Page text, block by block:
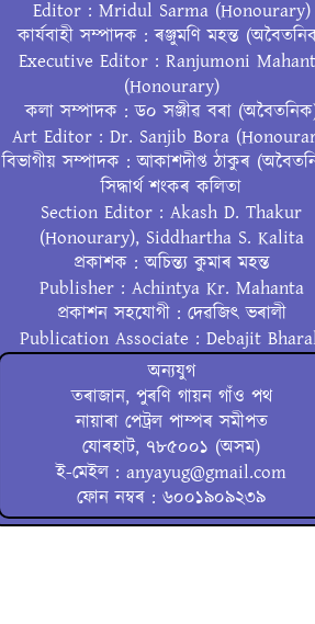
Editor : Mridul Sarma (Honourary)
কাৰ্যবাহী সম্পাদক : ৰঞ্জুমণি মহন্ত
Executive Editor : Ranjumoni
(Honourary)
কলা সম্পাদক : ড০ সঞ্জীৱ বৰা
Art Editor : Dr. Sanjib Bora
বিভাগীয় সম্পাদক : আকাশদীপ্ত ঠাকুৰ
সিদ্ধাৰ্থ শংকৰ কলিতা
Section Editor : Akash D. Thakur
(Honourary), Siddhartha S. Kalita
প্ৰকাশক : অচিন্ত্য কুমাৰ মহন্ত
Publisher : Achintya Kr. Mahanta
প্ৰকাশন সহযোগী : দেৱজিৎ ভৰালী
Publication Associate : Debajit
অন্যযুগ
তৰাজান, পুৰণি গায়ন গাঁও পথ
নায়াৰা পেট্ৰল পাম্পৰ সমীপত
যোৰহাট, ৭৮৫০০১ (অসম)
ই-মেইল : anyayug@gmail.com
ফোন নম্বৰ : ৬০০১৯০৯২৩৯